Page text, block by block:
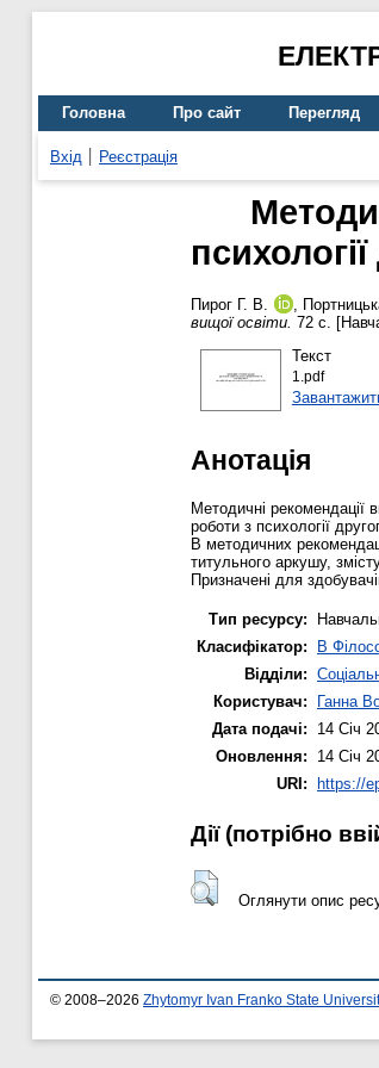
Головна Про сайт Перегляд
Вхід Реєстрація
Пирог Г. В. ,
вищої освіти. 72 с.
Текст
1.pdf
Анотація
Методичні рекомендації
роботи з психології
В методичних
титульного аркушу,
Призначені для
Тип ресурсу:
Класифікатор:
B
Відділи:
Користувач:
Ганна
Дата подачі:
14 Січ
Оновлення:
14 Січ
URI: https://
Дії ​​(потрібно
Оглянути опис
© 2008–2026 Zhytomyr Ivan Franko State